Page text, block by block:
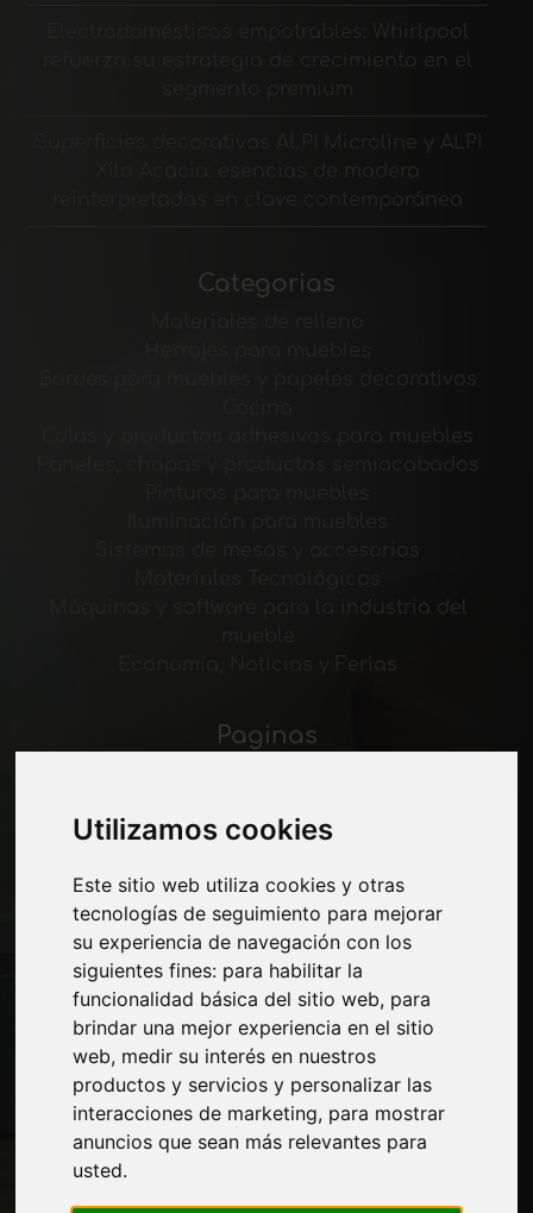
Utilizamos cookies
Este sitio web utiliza cookies y otras
tecnologías de seguimiento para mejorar
su experiencia de navegación con los
siguientes fines: para habilitar la
funcionalidad básica del sitio web, para
brindar una mejor experiencia en el sitio
web, medir su interés en nuestros
productos y servicios y personalizar las
interacciones de marketing, para mostrar
anuncios que sean más relevantes para
usted.
Categorias
Economía, Noticias y Ferias
Paginas
Contactos
Journal
Presentarte
Privacidad
Mapa del sitio
No se pierda las últimas noticias del sector,
las novedades de las empresas, los
productos, las tecnologías innovadoras y